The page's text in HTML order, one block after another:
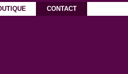
▼ ▼
CONTACT